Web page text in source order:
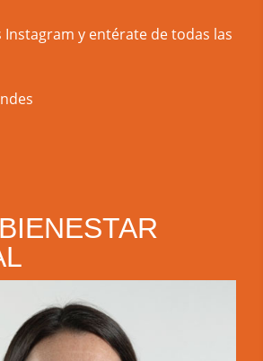
Instagram y entérate de todas las